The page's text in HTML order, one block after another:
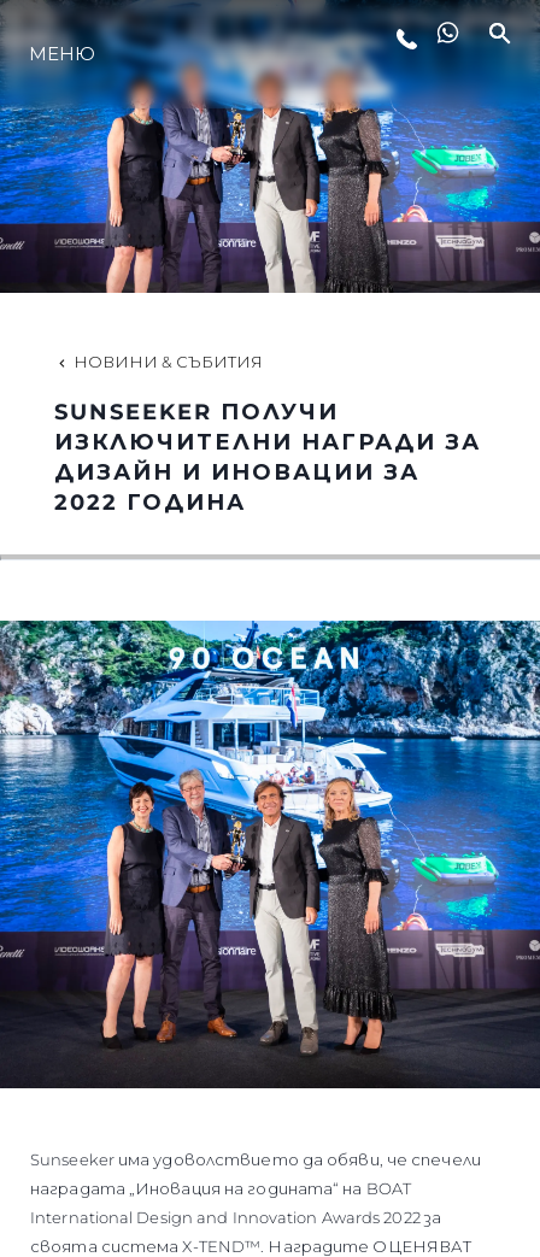
ЛАЙФСТАЙЛ
ИНОВАЦИЯ
КОМПАНИЯТА
ЕКИПЪТ
НАСЛЕДСТВО
МЕНЮ
НОВИНИ & СЪБИТИЯ
SUNSEEKER ПОЛУЧИ
ИЗКЛЮЧИТЕЛНИ НАГРАДИ ЗА
ДИЗАЙН И ИНОВАЦИИ ЗА
2022 ГОДИНА
Sunseeker има удоволствието да обяви, че спечели
наградата „Иновация на годината“ на BOAT
International Design and Innovation Awards 2022 за
своята система X-TEND™. Наградите ОЦЕНЯВАТ